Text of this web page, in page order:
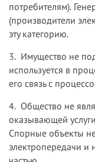
потребителям).
(производители
эту категорию.
3. Имущество не
используется в
его связь с
4. Общество не
оказывающей
Спорные объекты
электропередачи и